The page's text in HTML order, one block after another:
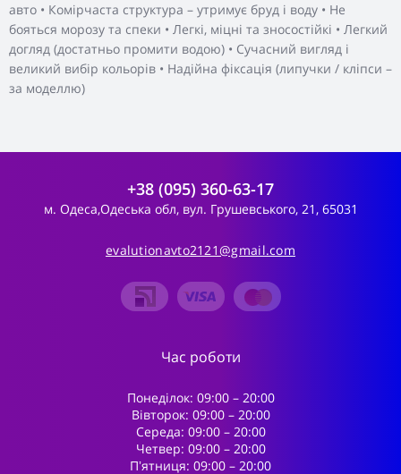
авто • Комірчаста структура – утримує бруд і воду • Не
бояться морозу та спеки • Легкі, міцні та зносостійкі • Легкий
догляд (достатньо промити водою) • Сучасний вигляд і
великий вибір кольорів • Надійна фіксація (липучки / кліпси –
за моделлю)
+38 (095) 360-63-17
м. Одеса,Одеська обл, вул. Грушевського, 21, 65031
evalutionavto2121@gmail.com
Час роботи
Понеділок: 09:00 – 20:00
Вівторок: 09:00 – 20:00
Середа: 09:00 – 20:00
Четвер: 09:00 – 20:00
Пʼятниця: 09:00 – 20:00